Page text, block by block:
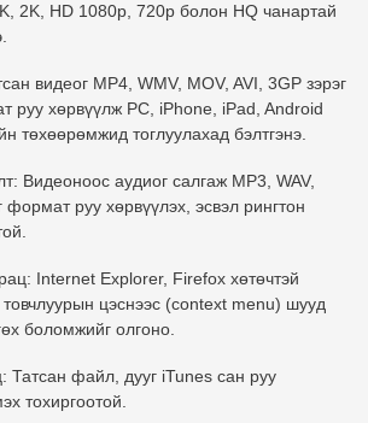
2K, HD 1080p, 720p болон HQ чанартай
видеог MP4, WMV, MOV, AVI, 3GP зэрэг
руу хөрвүүлж PC, iPhone, iPad, Android
төхөөрөмжид тоглуулахад бэлтгэнэ.
Видеоноос аудиог салгаж MP3, WAV,
формат руу хөрвүүлэх, эсвэл рингтон
Internet Explorer, Firefox хөтөчтэй
цэснээс (context menu) шууд
боломжийг олгоно.
Татсан файл, дууг iTunes сан руу
тохиргоотой.